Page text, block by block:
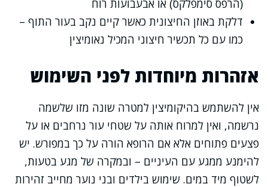
(הרפס סימפלקס) או אבעבועות רוח
דלקת באוזן החיצונית כאשר קיים נקב בעור התוף –
כמו עם כל תכשיר חיצוני המכיל נאומיצין
אזהרות מיוחדות לפני השימוש
אין להשתמש בהיקומיצין למטרה שונה מזו שלשמה
נרשמה, ואין למרוח אותה על שטחי עור נרחבים או על
פצעים פתוחים אלא אם הרופא הורה על כך במפורש. יש
להימנע ממגע עם העיניים – ובמקרה של מגע בטעות,
לשטוף מיד במים. שימוש בילדים ובני נוער מחייב זהירות